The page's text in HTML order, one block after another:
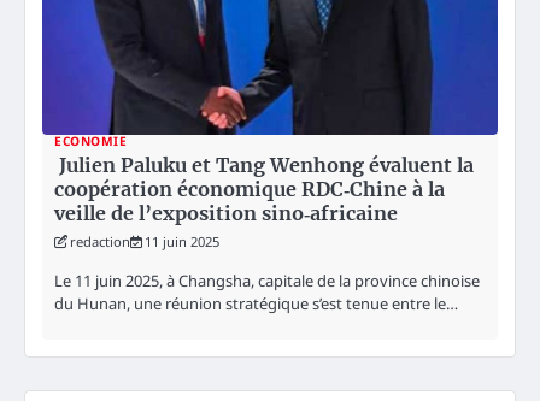
ECONOMIE
Julien Paluku et Tang Wenhong évaluent la
coopération économique RDC‑Chine à la
veille de l’exposition sino‑africaine
redaction 11 juin 2025
Le 11 juin 2025, à Changsha, capitale de la province chinoise
du Hunan, une réunion stratégique s’est tenue entre le…